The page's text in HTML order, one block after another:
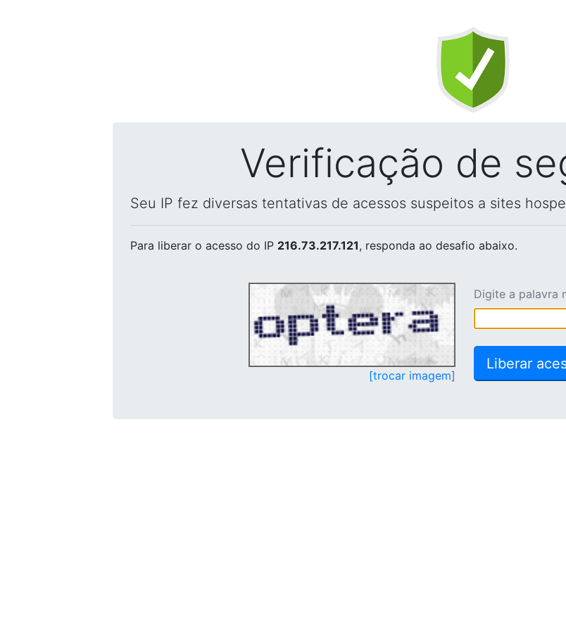
Verificação de
Seu IP fez diversas tentativas de acessos suspeitos a sites
Para liberar o acesso do IP 216.73.217.121, responda ao desafio abaixo.
[trocar imagem]
Digite a palavra